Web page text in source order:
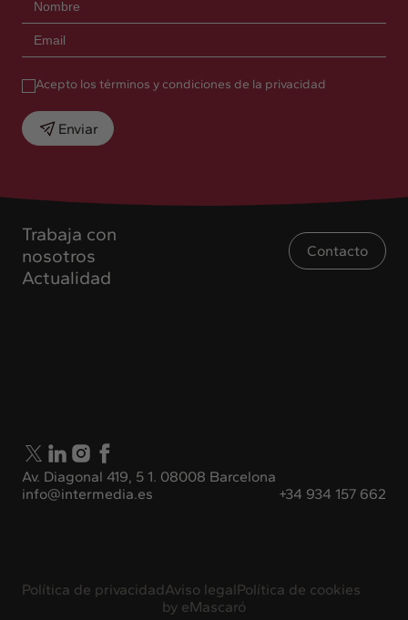
Trabaja con
nosotros
Actualidad
Contacto
Av. Diagonal 419, 5 1. 08008 Barcelona
info@intermedia.es
+34 934 157 662
Acepto los términos y condiciones de la privacidad
Enviar
Política de privacidadAviso legalPolítica de cookies
by eMascaró